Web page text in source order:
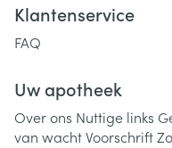
Klantenservice
FAQ
Uw apotheek
Over ons Nuttige links
van wachtVoorschrift